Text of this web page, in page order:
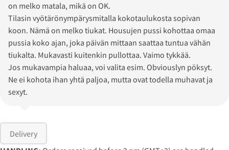
on melko matala, mikä on OK.
Tilasin vyötärönympärysmitalla kokotaulukosta sopivan
koon. Nämä on melko tiukat. Housujen pussi kohottaa omaa
pussia koko ajan, joka päivän mittaan saattaa tuntua vähän
tiukalta. Mukavasti kuitenkin pullottaa. Vaimo tykkää.
Jos mukavampia haluaa, voi valita esim. Obviouslyn pöksyt.
Ne ei kohota ihan yhtä paljoa, mutta ovat todella muhavat ja
sexyt.
Delivery